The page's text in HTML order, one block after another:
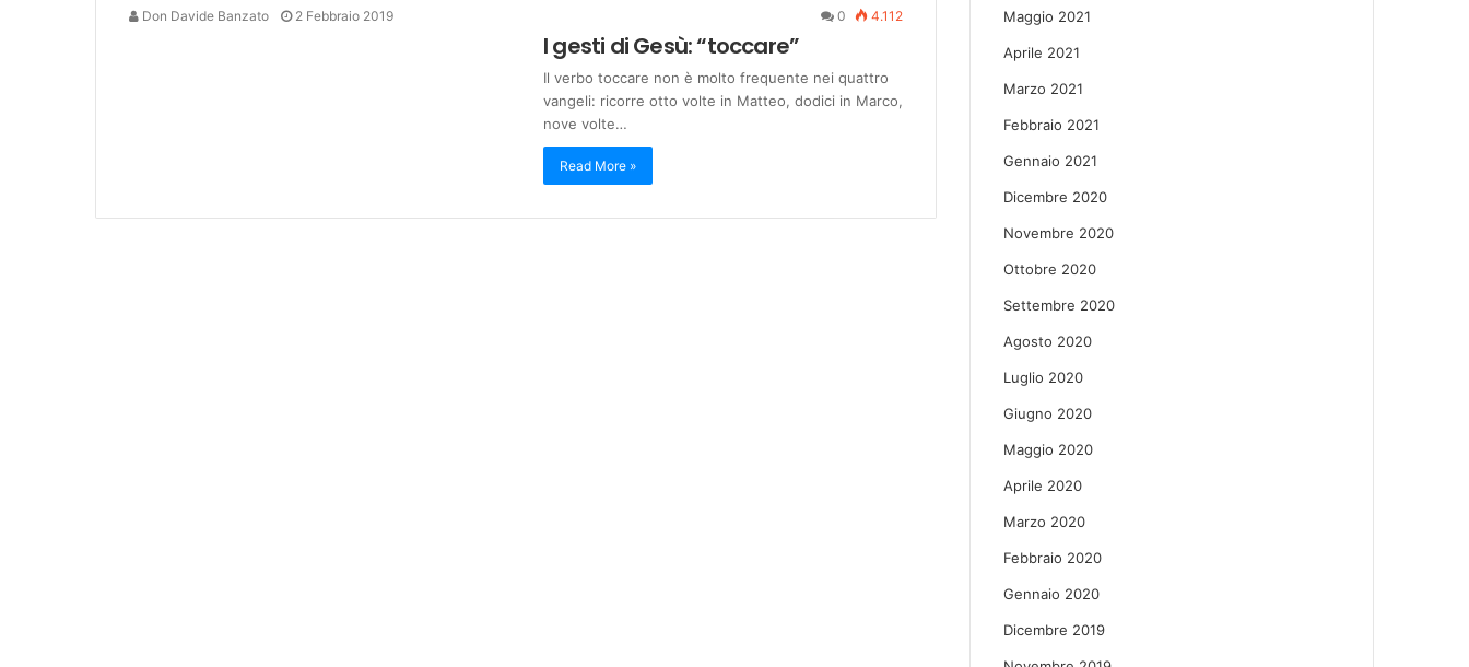
Don Davide Banzato 2 Febbraio 2019 0 4.112
I gesti di Gesù: “toccare”
Il verbo toccare non è molto frequente nei quattro
vangeli: ricorre otto volte in Matteo, dodici in Marco,
nove volte…
Read More »
Maggio 2021
Aprile 2021
Marzo 2021
Febbraio 2021
Gennaio 2021
Dicembre 2020
Novembre 2020
Ottobre 2020
Settembre 2020
Agosto 2020
Luglio 2020
Giugno 2020
Maggio 2020
Aprile 2020
Marzo 2020
Febbraio 2020
Gennaio 2020
Dicembre 2019